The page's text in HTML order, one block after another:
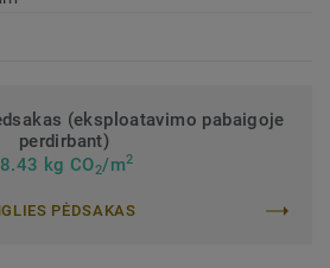
(eksploatavimo pabaigoje
perdirbant)
8.43 kg CO2/m2
PĖDSAKAS